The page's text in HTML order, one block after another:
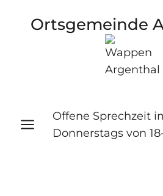
Ortsgemeinde
Offene Sprechzeit
Donnerstags von